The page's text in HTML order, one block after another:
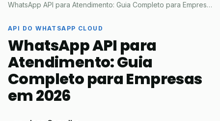
WhatsApp API para Atendimento: Guia Completo para Empresas em 2026
API DO WHATSAPP CLOUD
WhatsApp API para
Atendimento: Guia
Completo para Empresas
em 2026